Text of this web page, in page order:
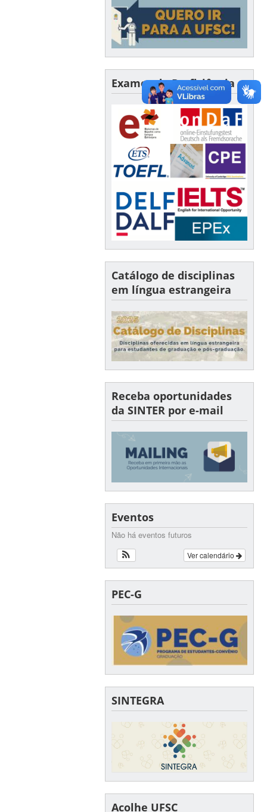
Exames de Proficiência
Catálogo de disciplinas
em língua estrangeira
Receba oportunidades
da SINTER por e-mail
Eventos
Não há eventos futuros
Ver calendário
PEC-G
SINTEGRA
Acolhe UFSC